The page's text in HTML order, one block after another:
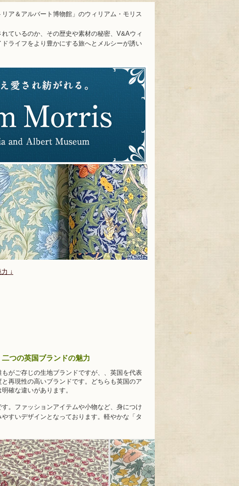
ア＆アルバート博物館」のウィリアム・モリス
ているのか、その歴史や素材の秘密、V&Aウィ
ライフをより豊かにする旅へとメルシーが誘い
↓
つの英国ブランドの魅力
がご存じの生地ブランドですが、、英国を代表
再現性の高いブランドです。どちらも英国のア
確な違いがあります。
。ファッションアイテムや小物など、身につけ
すいデザインとなっております。軽やかな「タ